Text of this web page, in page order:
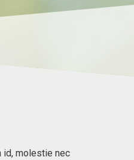
id, molestie nec